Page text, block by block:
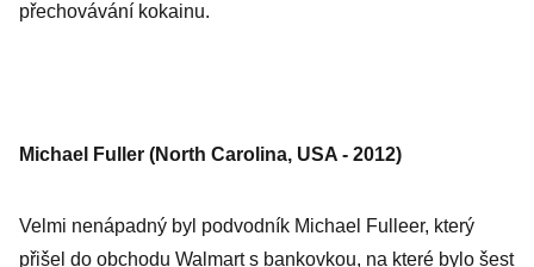
přechovávání kokainu.
Michael Fuller (North Carolina, USA - 2012)
Velmi nenápadný byl podvodník Michael Fulleer, který
přišel do obchodu Walmart s bankovkou, na které bylo šest